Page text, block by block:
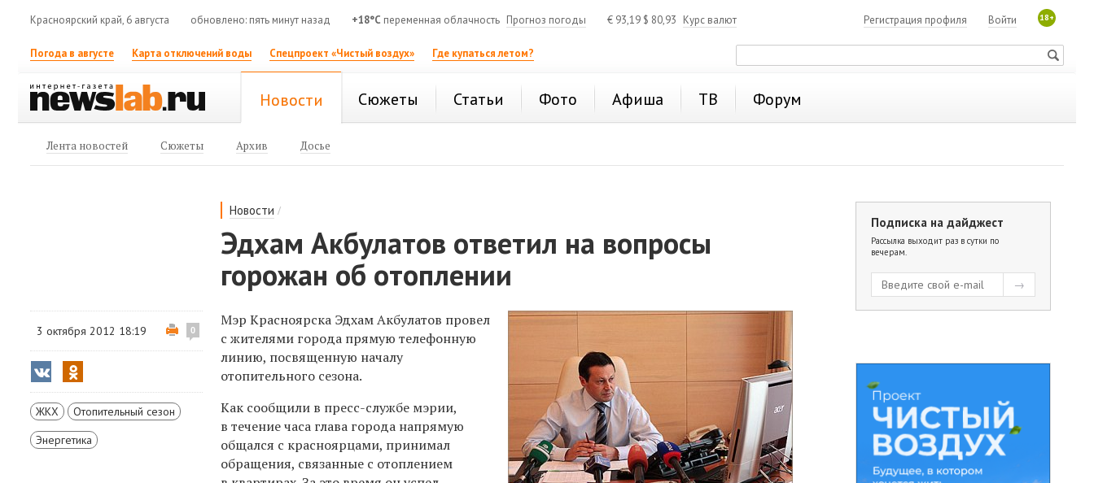
Красноярский край, 6 августа обновлено: пять минут назад +18°C переменная облачность Прогноз погоды € 93,19 $ 80,93 Курс валют 18+
Войти
Регистрация профиля
Погода в августе Карта отключений воды Спецпроект «Чистый воздух» Где купаться летом?
Новости Сюжеты Статьи Фото Афиша ТВ Форум
Лента новостей Сюжеты Архив Досье
Новости /
Эдхам Акбулатов ответил на вопросы
горожан об отоплении
3 октября 2012 18:19 0
ЖКХ
Отопительный сезон
Энергетика
Мэр Красноярска Эдхам Акбулатов провел
с жителями города прямую телефонную
линию, посвященную началу
отопительного сезона.
Как сообщили в пресс-службе мэрии,
в течение часа глава города напрямую
общался с красноярцами, принимал
обращения, связанные с отоплением
Подписка на дайджест
Рассылка выходит раз в сутки по
вечерам.